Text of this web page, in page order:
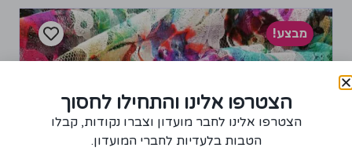
מבצע!
הצטרפו אלינו והתחילו לחסוך
הצטרפו אלינו לחבר מועדון וצברו נקודות, קבלו
הטבות בלעדיות לחברי המועדון.